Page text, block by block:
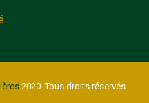
2020. Tous droits réservés.